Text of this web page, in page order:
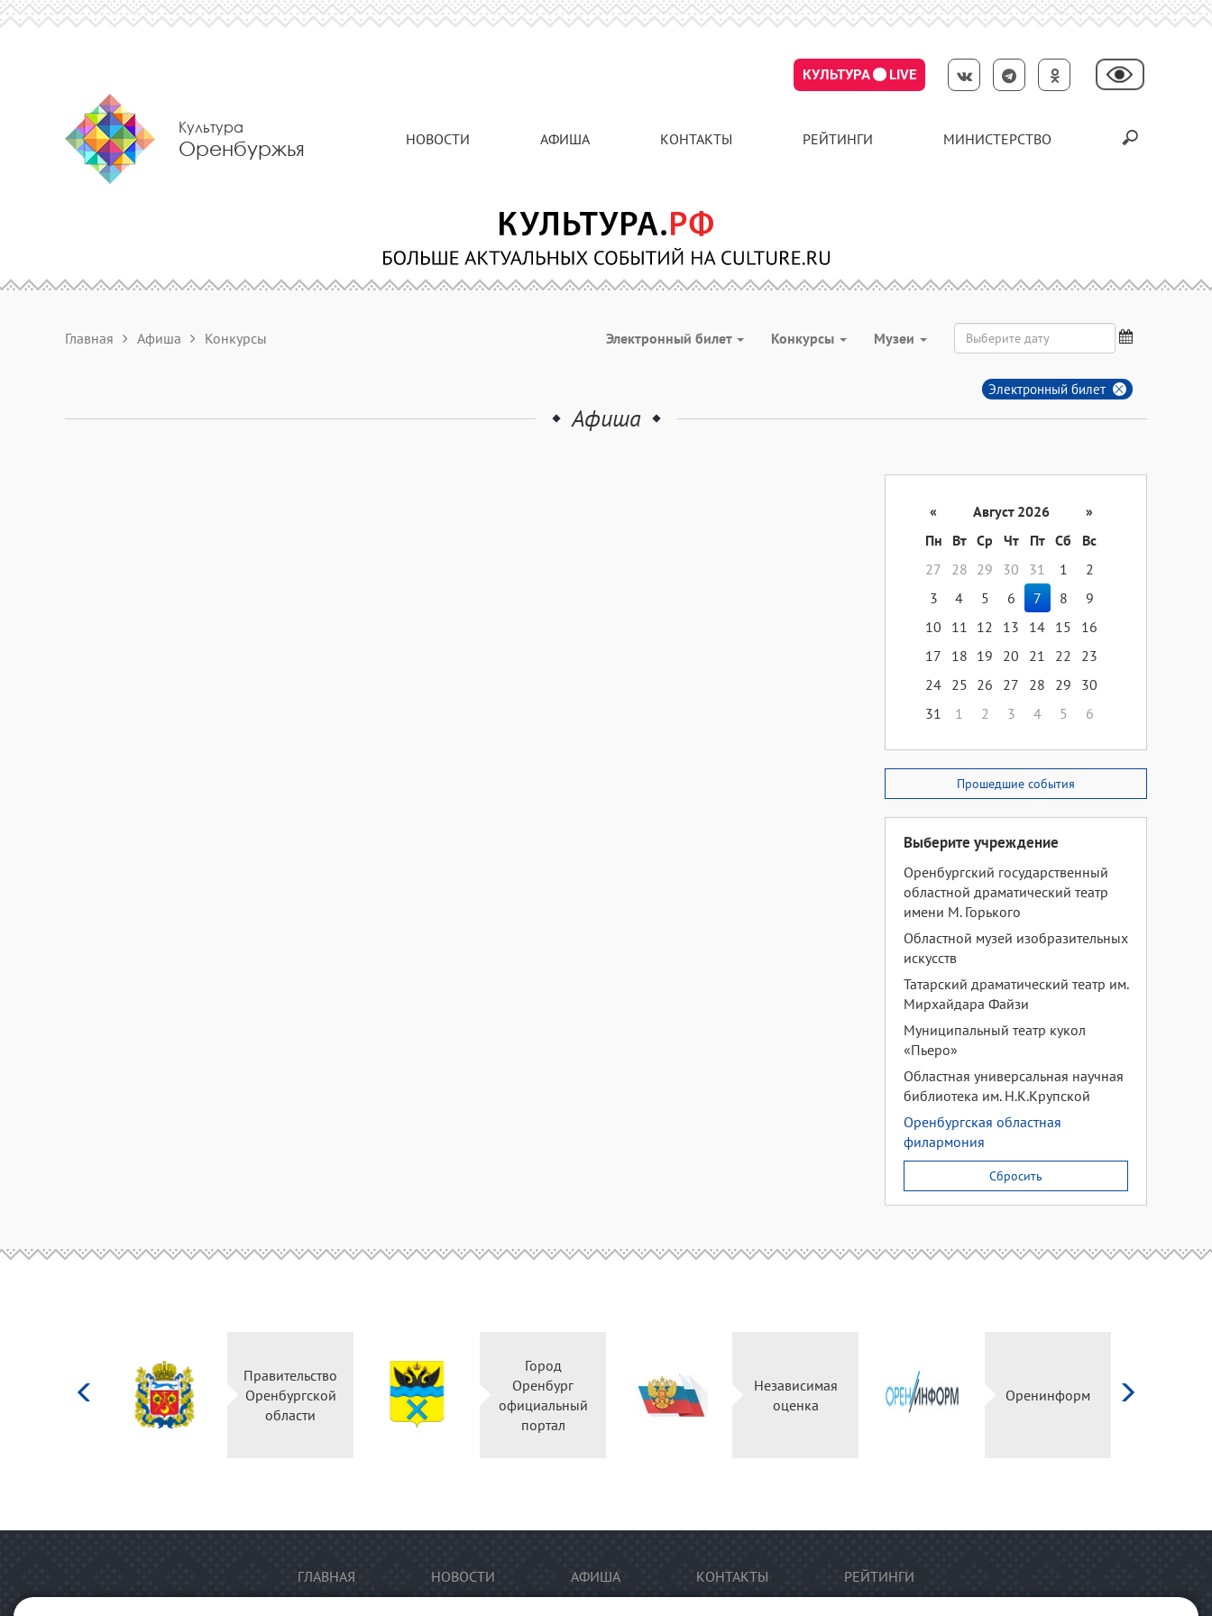
КУЛЬТУРА LIVE
Культура
Оренбуржья НОВОСТИ АФИША КОНТАКТЫ РЕЙТИНГИ МИНИСТЕРСТВО
Главная Афиша Конкурсы Электронный билет Конкурсы Музеи
Электронный билет
Афиша
« Август 2026
»
Пн
Вт Ср Чт Пт Сб
Вс
27
28 29 30 31 1
2
3
4 5 6 7 8
9
10
11 12 13 14 15
16
17
18 19 20 21 22
23
24 25 26 27 28 29
30
31
1 2 3 4 5 6
Прошедшие события
Выберите учреждение
Оренбургский государственный
областной драматический театр
имени М. Горького
Областной музей изобразительных
искусств
Татарский драматический театр им.
Мирхайдара Файзи
Муниципальный театр кукол
«Пьеро»
Областная универсальная научная
библиотека им. Н.К.Крупской
Оренбургская областная
филармония
Сбросить
Правительство
Оренбургской
области
Город
Оренбург
официальный
портал
Независимая
оценка
Оренинформ
ГЛАВНАЯ НОВОСТИ АФИША КОНТАКТЫ РЕЙТИНГИ